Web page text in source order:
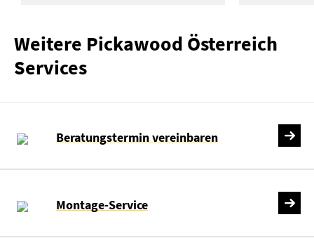
Weitere Pickawood Österreich
Services
Beratungstermin vereinbaren
Montage-Service